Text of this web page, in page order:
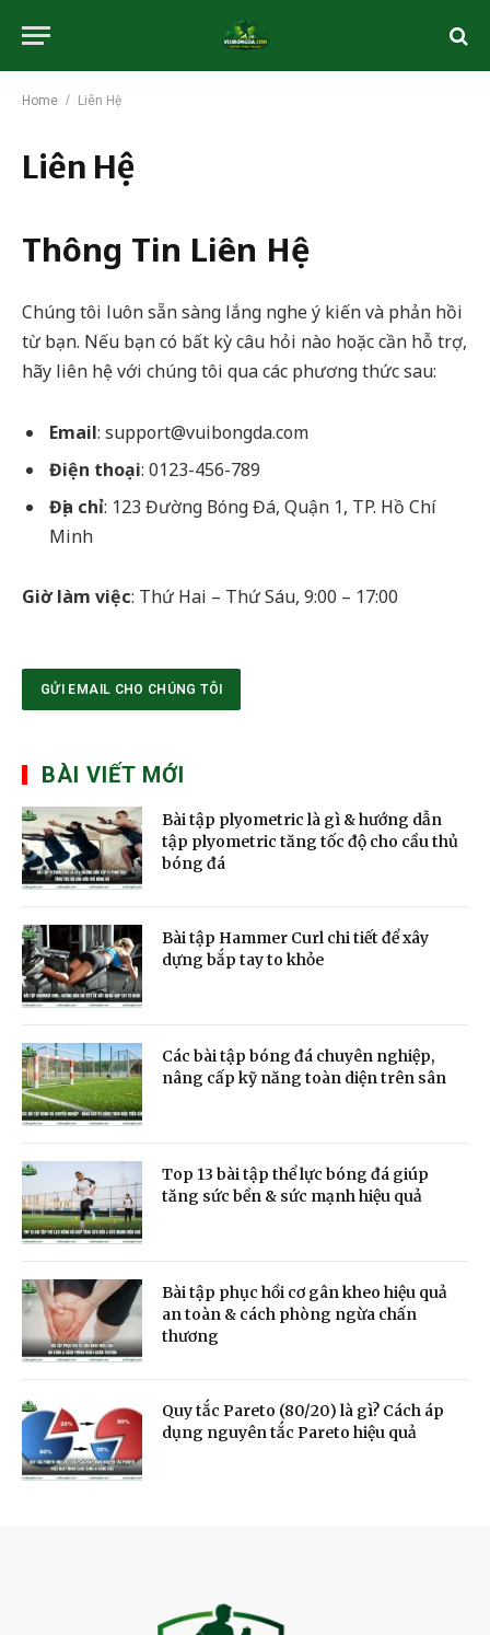
Home / Liên Hệ
Liên Hệ
Thông Tin Liên Hệ
Chúng tôi luôn sẵn sàng lắng nghe ý kiến và phản hồi
từ bạn. Nếu bạn có bất kỳ câu hỏi nào hoặc cần hỗ trợ,
hãy liên hệ với chúng tôi qua các phương thức sau:
Email: support@vuibongda.com
Điện thoại: 0123-456-789
Địa chỉ: 123 Đường Bóng Đá, Quận 1, TP. Hồ Chí
Minh
Giờ làm việc: Thứ Hai – Thứ Sáu, 9:00 – 17:00
GỬI EMAIL CHO CHÚNG TÔI
BÀI VIẾT MỚI
Bài tập plyometric là gì & hướng dẫn
tập plyometric tăng tốc độ cho cầu thủ
bóng đá
Bài tập Hammer Curl chi tiết để xây
dựng bắp tay to khỏe
Các bài tập bóng đá chuyên nghiệp,
nâng cấp kỹ năng toàn diện trên sân
Top 13 bài tập thể lực bóng đá giúp
tăng sức bền & sức mạnh hiệu quả
Bài tập phục hồi cơ gân kheo hiệu quả
an toàn & cách phòng ngừa chấn
thương
Quy tắc Pareto (80/20) là gì? Cách áp
dụng nguyên tắc Pareto hiệu quả